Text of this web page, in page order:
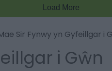
Sir Fynwy yn Gyfeillgar i
i Gŵn